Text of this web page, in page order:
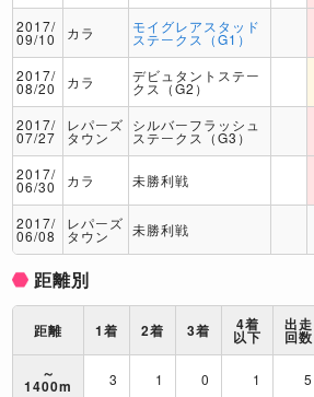
2017/
09/10 カラ モイグレアスタッド
ステークス（G1）
2017/
08/20 カラ デビュタントステー
クス（G2）
2017/
07/27
レパーズ
タウン
シルバーフラッシュ
ステークス（G3）
2017/
06/30 カラ 未勝利戦
2017/
06/08
レパーズ
タウン 未勝利戦
距離別
距離 1着 2着 3着 4着
以下
出走
回数
～
1400m 3 1 0 1 5